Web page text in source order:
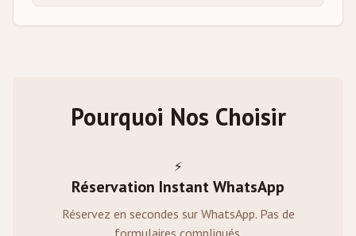
Pourquoi Nos Choisir
⚡
Réservation Instant WhatsApp
Réservez en secondes sur WhatsApp. Pas de
formulaires compliqués.